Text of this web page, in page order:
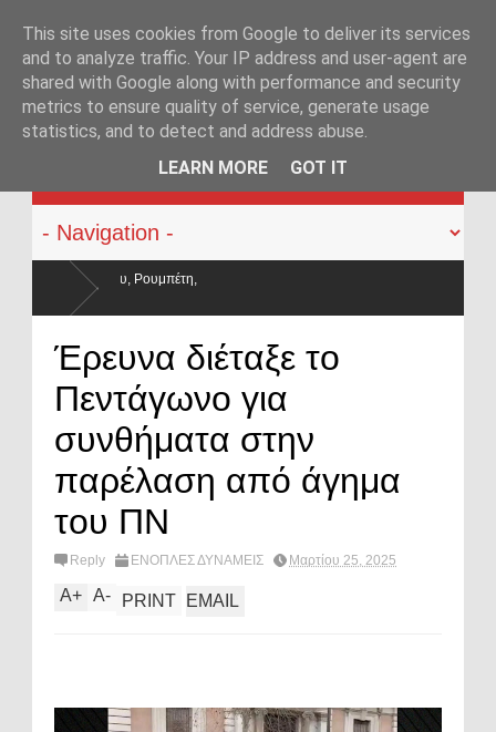
KATEHACKER
Έρευνα διέταξε το
Πεντάγωνο για
συνθήματα στην
παρέλαση από άγημα
του ΠΝ
Reply ΕΝΟΠΛΕΣ ΔΥΝΑΜΕΙΣ Μαρτίου 25, 2025
A+ A- PRINT EMAIL
This site uses cookies from Google to deliver its services
and to analyze traffic. Your IP address and user-agent are
shared with Google along with performance and security
metrics to ensure quality of service, generate usage
statistics, and to detect and address abuse.
LEARN MORE
GOT IT